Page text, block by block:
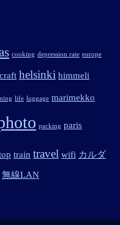
cooking depression rate europe
helsinki himmeli
life luggage marimekko
packing paris
train travel wifi カルダ
無線LAN